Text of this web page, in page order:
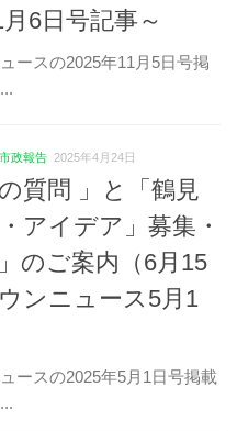
6日号記事～
ースの2025年11月5日号掲
市政報告 2025年4月24日
質問 」と「鶴見
アイデア」募集・
のご案内（6月15
ンニュース5月1
ースの2025年5月1日号掲載